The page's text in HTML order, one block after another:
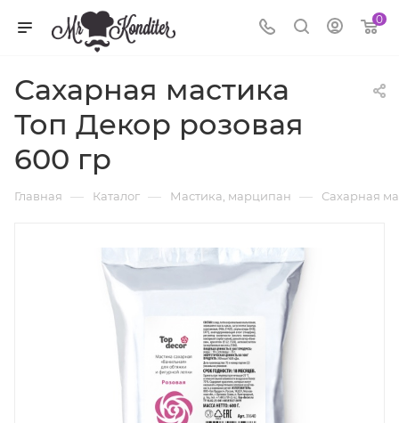
0
Сахарная мастика
Топ Декор розовая
600 гр
Главная — Каталог — Мастика, марципан — Сахарная